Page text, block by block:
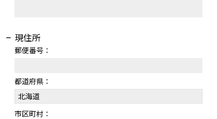
現住所
郵便番号：
都道府県：
市区町村：